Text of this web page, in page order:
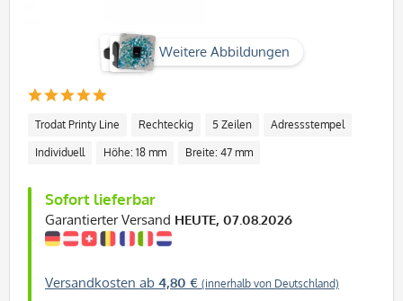
Weitere Abbildungen
Trodat Printy Line Rechteckig 5 Zeilen Adressstempel
Individuell Höhe: 18 mm Breite: 47 mm
Sofort lieferbar
Garantierter Versand HEUTE, 07.08.2026
Versandkosten ab 4,80 € (innerhalb von Deutschland)